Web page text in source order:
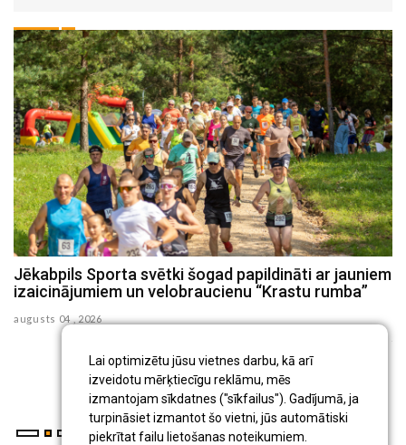
Lai optimizētu jūsu vietnes darbu, kā arī
izveidotu mērķtiecīgu reklāmu, mēs
izmantojam sīkdatnes ("sīkfailus"). Gadījumā, ja
turpināsiet izmantot šo vietni, jūs automātiski
piekrītat failu lietošanas noteikumiem.
Jēkabpils Sporta svētki šogad papildināti ar jauniem
izaicinājumiem un velobraucienu “Krastu rumba”
augusts 04 , 2026